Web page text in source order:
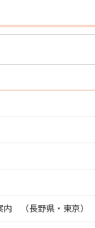
内 （長野県・東京）